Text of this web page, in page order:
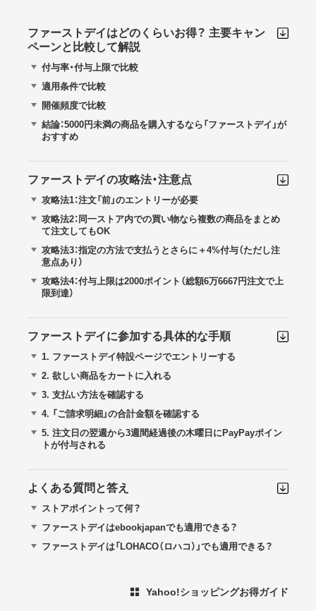
ファーストデイはどのくらいお得？ 主要キャン
ペーンと比較して解説
付与率・付与上限で比較
適用条件で比較
開催頻度で比較
結論：5000円未満の商品を購入するなら「ファーストデイ」が
おすすめ
ファーストデイの攻略法・注意点
攻略法1：注文「前」のエントリーが必要
攻略法2：同一ストア内での買い物なら複数の商品をまとめ
て注文してもOK
攻略法3：指定の方法で支払うとさらに＋4%付与（ただし注
意点あり）
攻略法4：付与上限は2000ポイント（総額6万6667円注文で上
限到達）
ファーストデイに参加する具体的な手順
1. ファーストデイ特設ページでエントリーする
2. 欲しい商品をカートに入れる
3. 支払い方法を確認する
4. 「ご請求明細」の合計金額を確認する
5. 注文日の翌週から3週間経過後の木曜日にPayPayポイン
トが付与される
よくある質問と答え
ストアポイントって何？
ファーストデイはebookjapanでも適用できる？
ファーストデイは「LOHACO（ロハコ）」でも適用できる？
Yahoo!ショッピングお得ガイド